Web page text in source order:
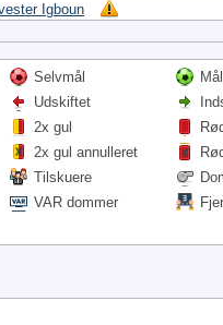
Igboun
Selvmål
Udskiftet
2x gul
2x gul annulleret
Tilskuere
VAR dommer